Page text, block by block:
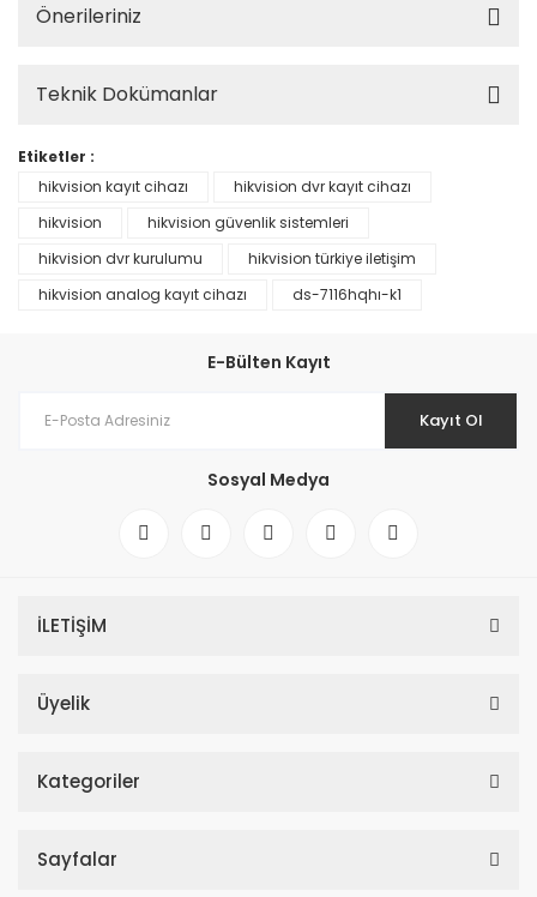
Önerileriniz
Teknik Dokümanlar
Etiketler :
hikvision kayıt cihazı
hikvision dvr kayıt cihazı
hikvision
hikvision güvenlik sistemleri
hikvision dvr kurulumu
hikvision türkiye iletişim
hikvision analog kayıt cihazı
ds-7116hqhı-k1
E-Bülten Kayıt
Kayıt Ol
Sosyal Medya
İLETİŞİM
Üyelik
Kategoriler
Sayfalar